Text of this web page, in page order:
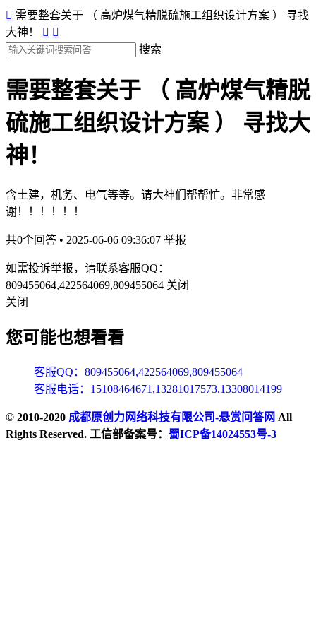
 需要整套关于 （ 高炉煤气精脱硫施工组织设计方案 ） 寻找
大神！
 
搜索
需要整套关于 （ 高炉煤气精脱
硫施工组织设计方案 ） 寻找大
神！
含土建，机务、电气等等。请大神们帮帮忙。非常感
谢！！！！！！
共0个回答 • 2025-06-06 09:36:07 举报
如需投诉举报，请联系客服QQ：
809455064,422564069,809455064 关闭
关闭
您可能也想看看
客服QQ：809455064,422564069,809455064
客服电话：15108464671,13281017573,13308014199
© 2010-2020 成都原创力网络科技有限公司-悬赏问答网 All
Rights Reserved. 工信部备案号： 蜀ICP备14024553号-3